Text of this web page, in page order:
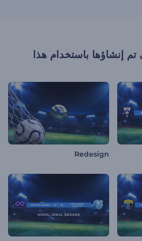
تم إنشاؤها باستخدام هذا
Redesign